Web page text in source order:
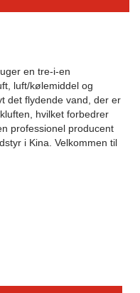
en tre-i-en
luft/kølemiddel og
det flydende vand, der er
hvilket forbedrer
professionel producent
i Kina. Velkommen til